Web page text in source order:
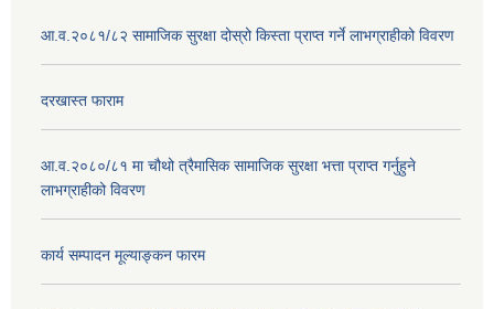
आ.व.२०८१/८२ सामाजिक सुरक्षा दोस्रो किस्ता प्राप्त गर्ने लाभग्राहीको विवरण
दरखास्त फाराम
आ.व.२०८०/८१ मा चौथो त्रैमासिक सामाजिक सुरक्षा भत्ता प्राप्त गर्नुहुने
लाभग्राहीको विवरण
कार्य सम्पादन मूल्याङ्कन फारम